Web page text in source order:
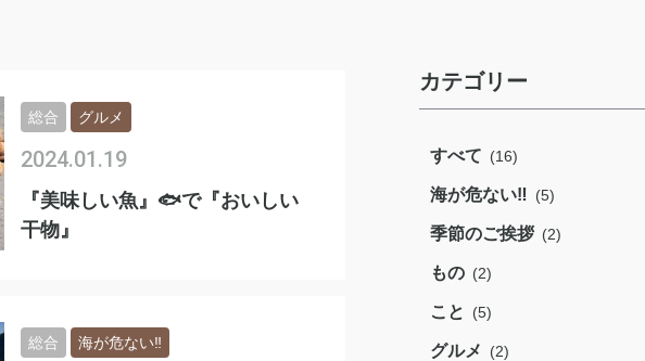
『美味しい魚』🐟で『おいしい
干物』
2024.01.19
総合 グルメ
総合 海が危ない‼️
カテゴリー
すべて (16)
海が危ない‼️ (5)
季節のご挨拶 (2)
もの (2)
こと (5)
グルメ (2)